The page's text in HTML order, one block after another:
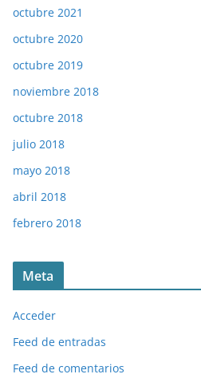
octubre 2021
octubre 2020
octubre 2019
noviembre 2018
octubre 2018
julio 2018
mayo 2018
abril 2018
febrero 2018
Meta
Acceder
Feed de entradas
Feed de comentarios